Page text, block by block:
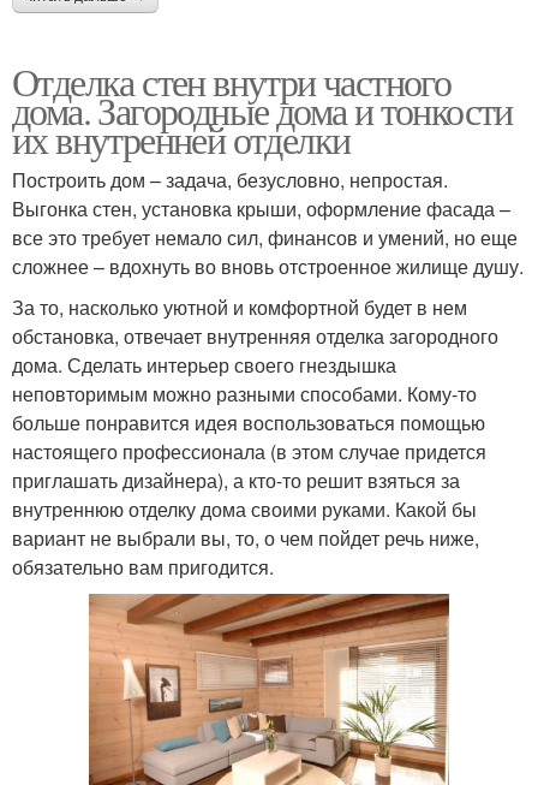
Отделка стен внутри частного
дома. Загородные дома и тонкости
их внутренней отделки
Построить дом – задача, безусловно, непростая.
Выгонка стен, установка крыши, оформление фасада –
все это требует немало сил, финансов и умений, но еще
сложнее – вдохнуть во вновь отстроенное жилище душу.
За то, насколько уютной и комфортной будет в нем
обстановка, отвечает внутренняя отделка загородного
дома. Сделать интерьер своего гнездышка
неповторимым можно разными способами. Кому-то
больше понравится идея воспользоваться помощью
настоящего профессионала (в этом случае придется
приглашать дизайнера), а кто-то решит взяться за
внутреннюю отделку дома своими руками. Какой бы
вариант не выбрали вы, то, о чем пойдет речь ниже,
обязательно вам пригодится.